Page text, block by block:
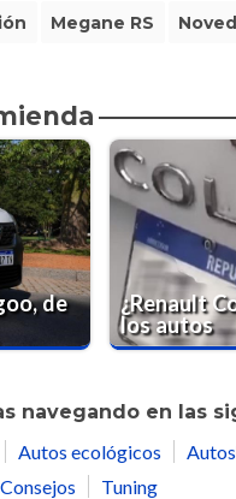
Megane RS
de
¿Renault
los autos
navegando en las
Autos ecológicos
Tuning